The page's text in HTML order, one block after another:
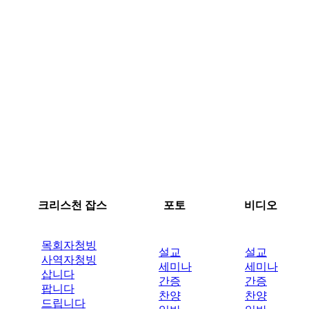
크리스천 잡스 포토 비디오
목회자청빙
사역자청빙
삽니다
팝니다
드립니다
설교
세미나
간증
찬양
설교
세미나
간증
찬양